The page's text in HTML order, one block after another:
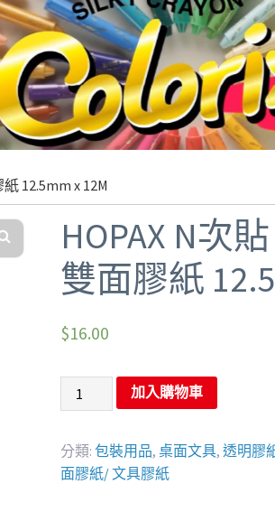
12.5mm x 12M
HOPAX N次
雙面膠紙
$16.00
加入購物車
分類: 包裝用品, 桌面文具, 透明膠
面膠紙/ 文具膠紙